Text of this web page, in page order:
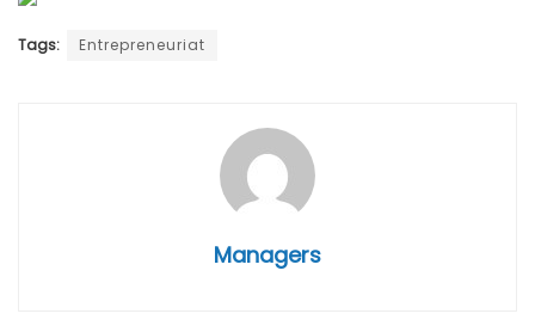
Tags: Entrepreneuriat
Managers